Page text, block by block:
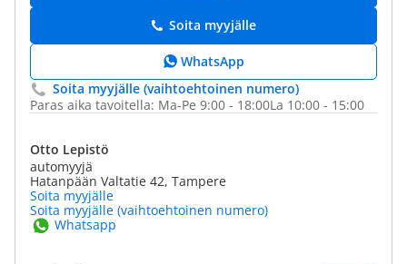
Soita myyjälle
WhatsApp
Soita myyjälle (vaihtoehtoinen numero)
Paras aika tavoitella: Ma-Pe 9:00 - 18:00La 10:00 - 15:00
Otto Lepistö
automyyjä
Hatanpään Valtatie 42, Tampere
Soita myyjälle
Soita myyjälle (vaihtoehtoinen numero)
Whatsapp